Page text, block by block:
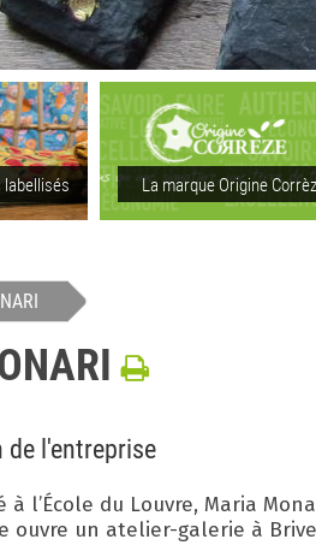
labellisés La marque Origine
l'entreprise
à l’École du Louvre, Maria
ouvre un atelier-galerie à